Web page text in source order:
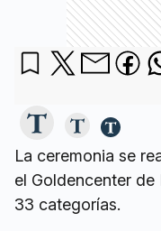
La ceremonia se
el Goldencenter
33 categorías.